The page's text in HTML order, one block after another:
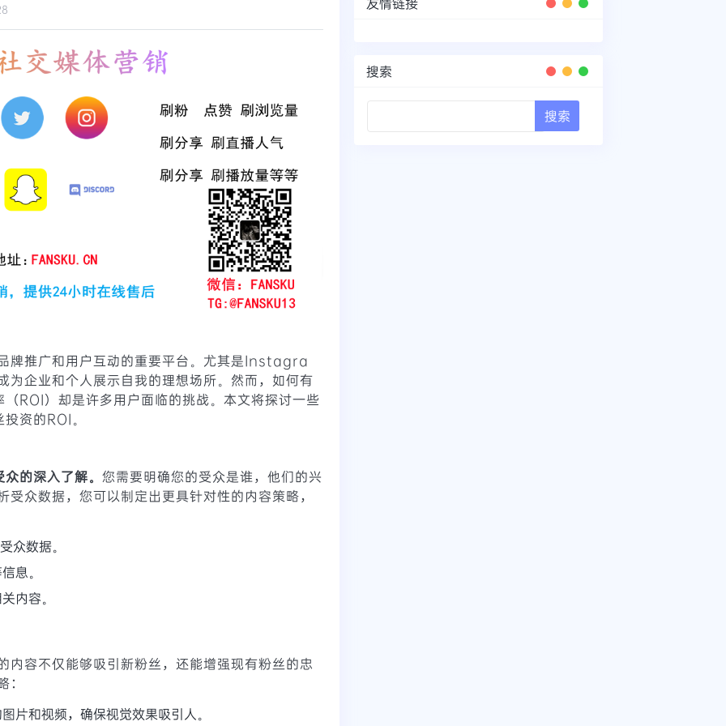
牌推广和用户互动的重要平台。尤其是Instagra
为企业和个人展示自我的理想场所。然而，如何有
ROI）却是许多用户面临的挑战。本文将探讨一些
资的ROI。
的深入了解。 您需要明确您的受众是谁，他们的兴
众数据，您可以制定出更具针对性的内容策略，
数据。
息。
内容。
内容不仅能够吸引新粉丝，还能增强现有粉丝的忠
片和视频，确保视觉效果吸引人。
搜索